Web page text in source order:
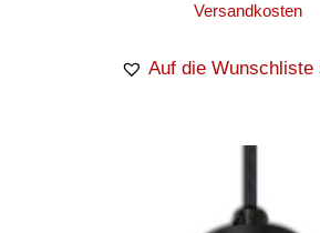
Versandkosten
Auf die Wunschliste